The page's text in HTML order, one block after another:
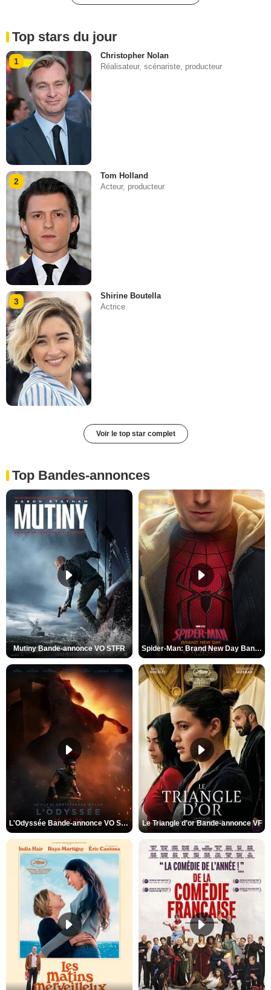
Top stars du jour
1
Christopher Nolan
Réalisateur, scénariste, producteur
2
Tom Holland
Acteur, producteur
3
Shirine Boutella
Actrice
Voir le top star complet
Top Bandes-annonces
Mutiny Bande-annonce VO STFR Spider-Man: Brand New Day Bande-annonce VO STFR
L'Odyssée Bande-annonce VO STFR Le Triangle d'or Bande-annonce VF